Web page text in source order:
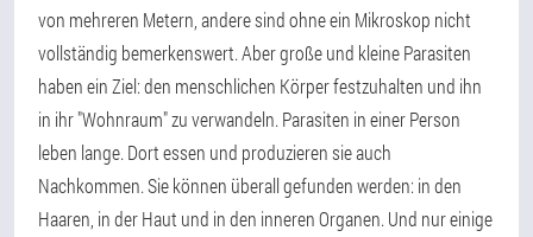
von mehreren Metern, andere sind ohne ein Mikroskop nicht
vollständig bemerkenswert. Aber große und kleine Parasiten
haben ein Ziel: den menschlichen Körper festzuhalten und ihn
in ihr "Wohnraum" zu verwandeln. Parasiten in einer Person
leben lange. Dort essen und produzieren sie auch
Nachkommen. Sie können überall gefunden werden: in den
Haaren, in der Haut und in den inneren Organen. Und nur einige